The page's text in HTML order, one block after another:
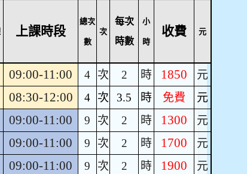
上課時段
總次
數
次
每次
時數
小
時
收費 元
09:00-11:00 4 次 2 時 1850 元
08:30-12:00 4 次 3.5 時 免費 元
09:00-11:00 9 次 2 時 1300 元
09:00-11:00 9 次 2 時 1700 元
09:00-11:00 9 次 2 時 1900 元